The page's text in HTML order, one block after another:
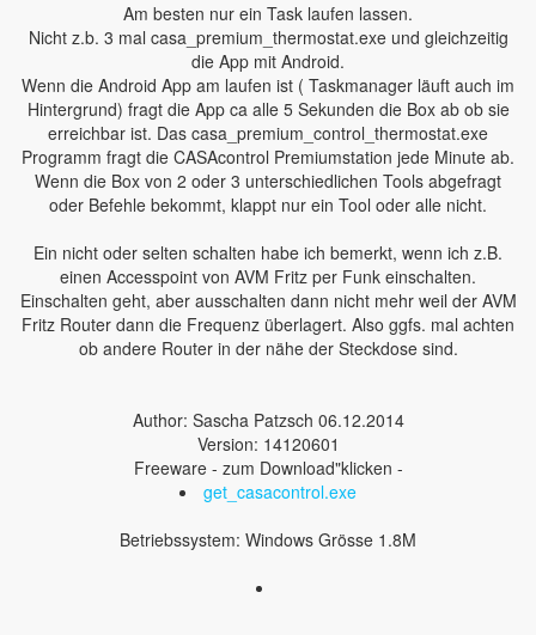
Am besten nur ein Task laufen lassen.
Nicht z.b. 3 mal casa_premium_thermostat.exe und gleichzeitig
die App mit Android.
Wenn die Android App am laufen ist ( Taskmanager läuft auch im
Hintergrund) fragt die App ca alle 5 Sekunden die Box ab ob sie
erreichbar ist. Das casa_premium_control_thermostat.exe
Programm fragt die CASAcontrol Premiumstation jede Minute ab.
Wenn die Box von 2 oder 3 unterschiedlichen Tools abgefragt
oder Befehle bekommt, klappt nur ein Tool oder alle nicht.
Ein nicht oder selten schalten habe ich bemerkt, wenn ich z.B.
einen Accesspoint von AVM Fritz per Funk einschalten.
Einschalten geht, aber ausschalten dann nicht mehr weil der AVM
Fritz Router dann die Frequenz überlagert. Also ggfs. mal achten
ob andere Router in der nähe der Steckdose sind.
Author: Sascha Patzsch 06.12.2014
Version: 14120601
Freeware - zum Download"klicken -
get_casacontrol.exe
Betriebssystem: Windows Grösse 1.8M